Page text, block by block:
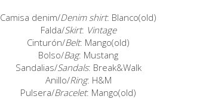
Camisa denim/Denim shirt: Blanco(old)
Falda/Skirt: Vintage
Cinturón/Belt: Mango(old)
Bolso/Bag: Mustang
Sandalias/Sandals: Break&Walk
Anillo/Ring: H&M
Pulsera/Bracelet: Mango(old)